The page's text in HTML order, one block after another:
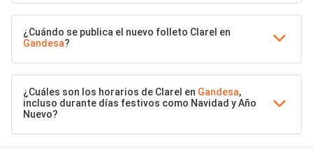
¿Cuándo se publica el nuevo folleto Clarel en
Gandesa?
¿Cuáles son los horarios de Clarel en Gandesa,
incluso durante días festivos como Navidad y Año
Nuevo?